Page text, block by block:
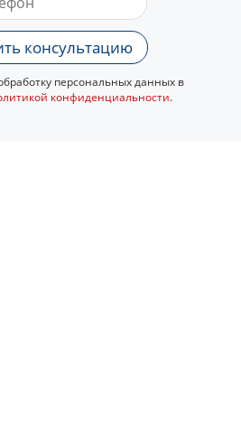
консультацию
персональных данных в
конфиденциальности.